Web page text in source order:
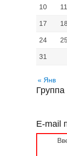
10 11
17 18
24
31
« Янв
E-mail